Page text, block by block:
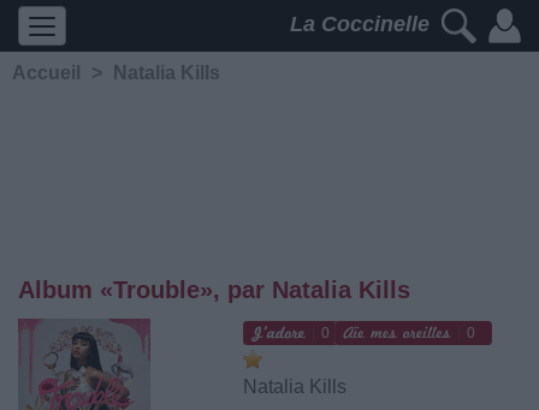
La Coccinelle
Accueil > Natalia Kills
Album «Trouble», par Natalia Kills
0 0
Natalia Kills